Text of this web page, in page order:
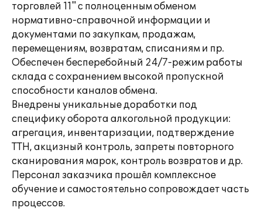
торговлей 11" с полноценным обменом
нормативно-справочной информации и
документами по закупкам, продажам,
перемещениям, возвратам, списаниям и пр.
Обеспечен бесперебойный 24/7-режим работы
склада с сохранением высокой пропускной
способности каналов обмена.
Внедрены уникальные доработки под
специфику оборота алкогольной продукции:
агрегация, инвентаризации, подтверждение
ТТН, акцизный контроль, запреты повторного
сканирования марок, контроль возвратов и др.
Персонал заказчика прошёл комплексное
обучение и самостоятельно сопровождает часть
процессов.